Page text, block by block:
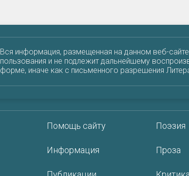
Вся информация, размещенная на данном веб-
пользования и не подлежит дальнейшему
форме, иначе как с письменного разрешения
Помощь сайту
Информация
Поэзия
Проза